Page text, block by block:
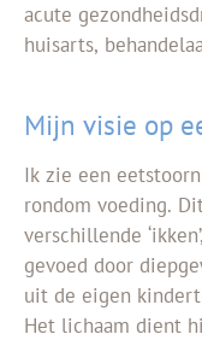
acute
huisarts,
Mijn visie op
Ik zie een
rondom voeding.
verschillende ‘ikken’,
gevoed door
uit de eigen
Het lichaam dient